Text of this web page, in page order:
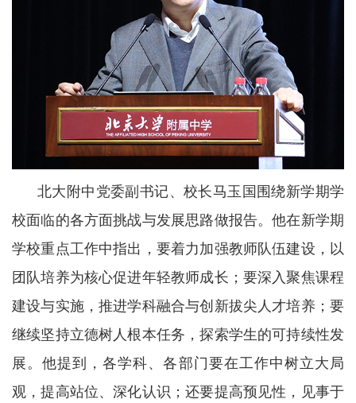
北大附中党委副书记、校长马玉国围绕新学期学
校面临的各方面挑战与发展思路做报告。他在新学期
学校重点工作中指出，要着力加强教师队伍建设，以
团队培养为核心促进年轻教师成长；要深入聚焦课程
建设与实施，推进学科融合与创新拔尖人才培养；要
继续坚持立德树人根本任务，探索学生的可持续性发
展。他提到，各学科、各部门要在工作中树立大局
观，提高站位、深化认识；还要提高预见性，见事于